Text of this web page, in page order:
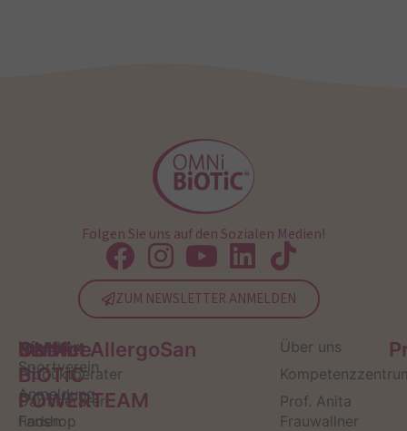
Folgen Sie uns auf den Sozialen Medien!
ZUM NEWSLETTER ANMELDEN
Service
Kontakt
Produktberater
Darmberater
finden
OMNi-
BiOTiC
POWERTEAM
Infos zum
Sportverein
Anmeldung
Fanshop
Institut AllergoSan
Über uns
Prof. Anita
Frauwallner